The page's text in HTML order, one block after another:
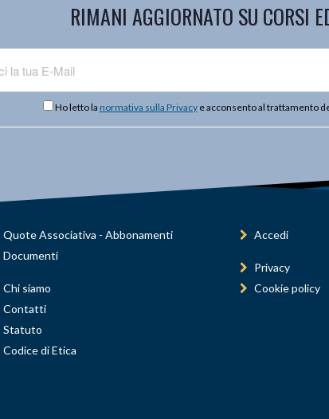
RIMANI AGGIORNATO SU CORSI
Ho letto la normativa sulla Privacye acconsento al trattamento
Quote Associativa - Abbonamenti
Documenti
Chi siamo
Contatti
Statuto
Codice di Etica
Accedi
Privacy
Cookie policy